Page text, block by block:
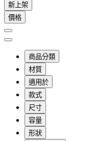
新上架
價格
商品分類
材質
適用於
款式
尺寸
容量
形狀